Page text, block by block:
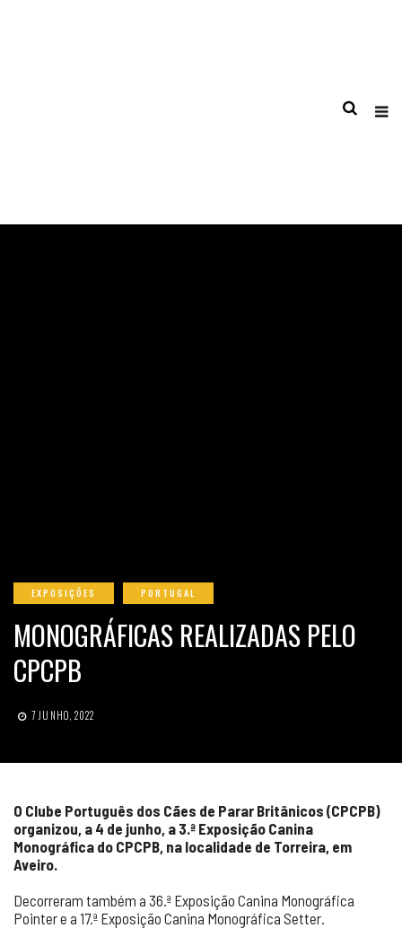
EXPOSIÇÕES PORTUGAL
MONOGRÁFICAS REALIZADAS PELO
CPCPB
7 JUNHO, 2022
O Clube Português dos Cães de Parar Britânicos (CPCPB)
organizou, a 4 de junho, a 3.ª Exposição Canina
Monográfica do CPCPB, na localidade de Torreira, em
Aveiro.
Decorreram também a 36.ª Exposição Canina Monográfica
Pointer e a 17.ª Exposição Canina Monográfica Setter.